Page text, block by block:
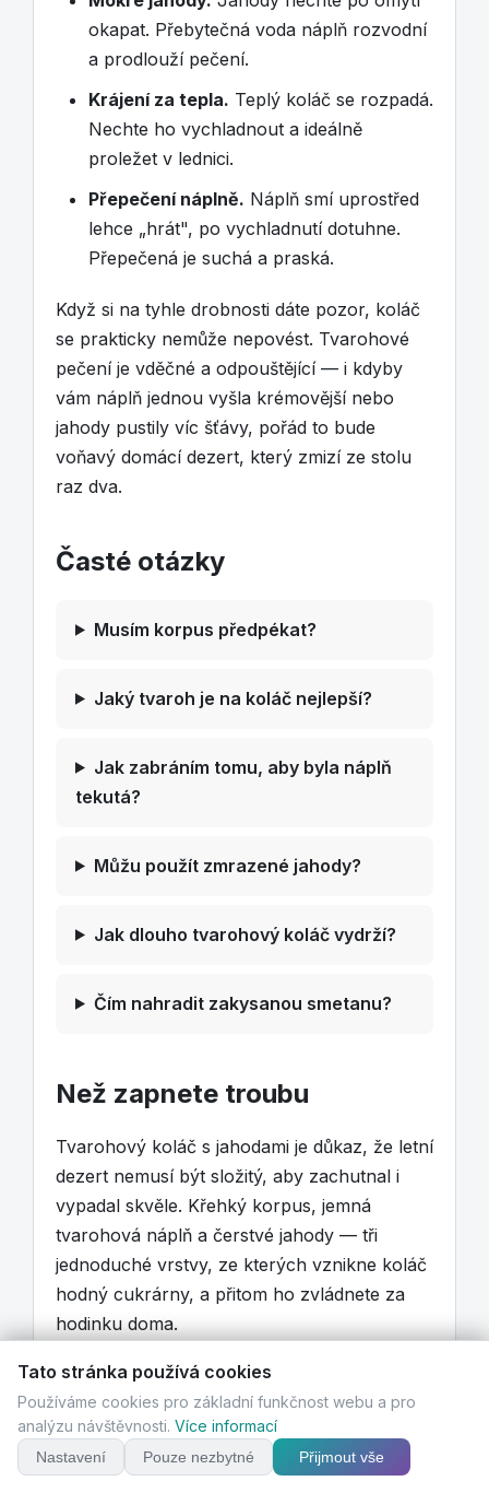
okapat. Přebytečná voda náplň rozvodní
a prodlouží pečení.
Krájení za tepla. Teplý koláč se rozpadá.
Nechte ho vychladnout a ideálně
proležet v lednici.
Přepečení náplně. Náplň smí uprostřed
lehce „hrát", po vychladnutí dotuhne.
Přepečená je suchá a praská.
Když si na tyhle drobnosti dáte pozor, koláč
se prakticky nemůže nepovést. Tvarohové
pečení je vděčné a odpouštějící — i kdyby
vám náplň jednou vyšla krémovější nebo
jahody pustily víc šťávy, pořád to bude
voňavý domácí dezert, který zmizí ze stolu
raz dva.
Časté otázky
Musím korpus předpékat?
Jaký tvaroh je na koláč nejlepší?
Jak zabráním tomu, aby byla náplň
tekutá?
Můžu použít zmrazené jahody?
Jak dlouho tvarohový koláč vydrží?
Čím nahradit zakysanou smetanu?
Než zapnete troubu
Tvarohový koláč s jahodami je důkaz, že letní
dezert nemusí být složitý, aby zachutnal i
vypadal skvěle. Křehký korpus, jemná
tvarohová náplň a čerstvé jahody — tři
jednoduché vrstvy, ze kterých vznikne koláč
hodný cukrárny, a přitom ho zvládnete za
hodinku doma.
Až tedy příště uvidíte na trhu voňavé domácí
jahody, vezměte si jich víc. Část snězte
rovnou a ze zbytku upečte tenhle koláč —
uvidíte, že na stole dlouho nevydrží. A
Tato stránka používá cookies
Používáme cookies pro základní funkčnost webu a pro
analýzu návštěvnosti. Více informací
Nastavení Pouze nezbytné Přijmout vše